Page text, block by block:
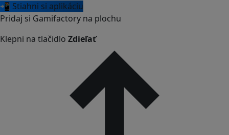
📲 Stiahni si aplikáciu
Pridaj si Gamifactory na plochu
Klepni na tlačidlo Zdieľať